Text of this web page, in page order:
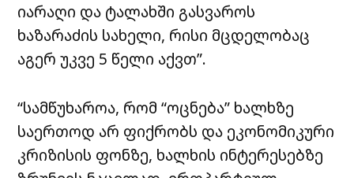
იარაღი და ტალახში გასვაროს
ხაზარაძის სახელი, რისი მცდელობაც
აგერ უკვე 5 წელი აქვთ”.
“სამწუხაროა, რომ “ოცნება” ხალხზე
საერთოდ არ ფიქრობს და ეკონომიკური
კრიზისის ფონზე, ხალხის ინტერესებზე